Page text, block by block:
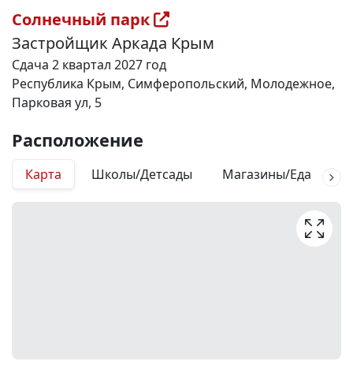
Солнечный парк
Застройщик Аркада Крым
Сдача 2 квартал 2027 год
Республика Крым, Симферопольский, Молодежное,
Парковая ул, 5
Расположение
Карта Школы/Детсады Магазины/Еда